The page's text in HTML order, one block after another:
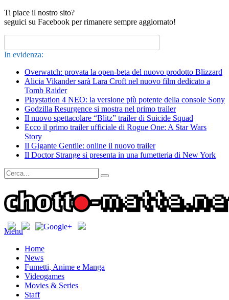
Ti piace il nostro sito?
seguici su Facebook per rimanere sempre aggiornato!
In evidenza:
Overwatch: provata la open-beta del nuovo prodotto Blizzard
Alicia Vikander sarà Lara Croft nel nuovo film dedicato a
Tomb Raider
Playstation 4 NEO: la versione più potente della console Sony
Godzilla Resurgence si mostra nel primo trailer
Il nuovo spettacolare “Blitz” trailer di Suicide Squad
Ecco il primo trailer ufficiale di Rogue One: A Star Wars
Story
Il Gigante Gentile: online il nuovo trailer
Il Doctor Strange si presenta in una fumetteria di New York
Menu
Home
News
Fumetti, Anime e Manga
Videogames
Movies & Series
Staff